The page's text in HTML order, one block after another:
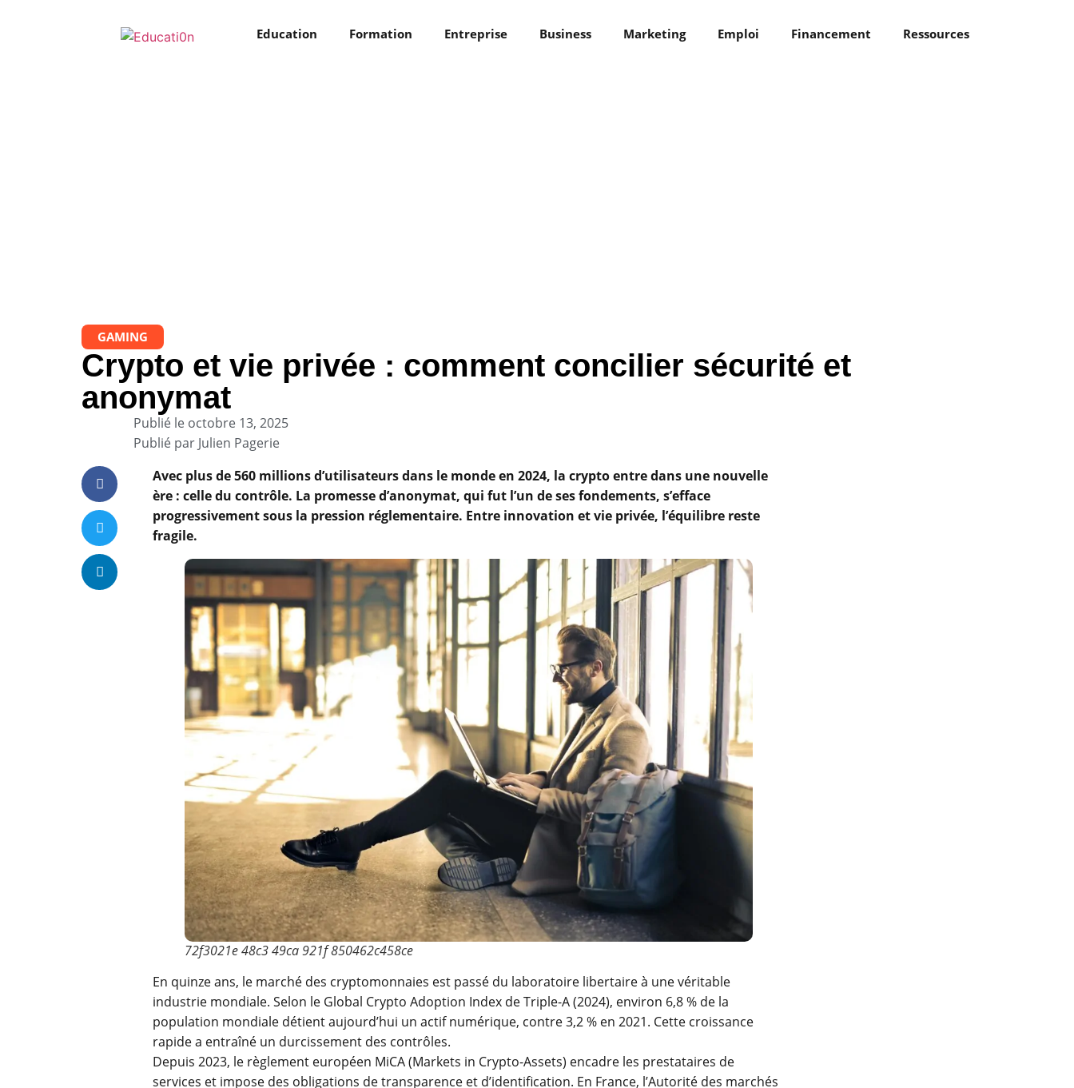
Education Formation Entreprise Business Marketing Emploi Financement Ressources
GAMING
Crypto et vie privée : comment concilier sécurité et
anonymat
Publié le octobre 13, 2025
Publié par Julien Pagerie
Avec plus de 560 millions d’utilisateurs dans le monde en 2024, la crypto entre dans une nouvelle
ère : celle du contrôle. La promesse d’anonymat, qui fut l’un de ses fondements, s’efface
progressivement sous la pression réglementaire. Entre innovation et vie privée, l’équilibre reste
fragile.
72f3021e 48c3 49ca 921f 850462c458ce
En quinze ans, le marché des cryptomonnaies est passé du laboratoire libertaire à une véritable
industrie mondiale. Selon le Global Crypto Adoption Index de Triple-A (2024), environ 6,8 % de la
population mondiale détient aujourd’hui un actif numérique, contre 3,2 % en 2021. Cette croissance
rapide a entraîné un durcissement des contrôles.
Depuis 2023, le règlement européen MiCA (Markets in Crypto-Assets) encadre les prestataires de
services et impose des obligations de transparence et d’identification. En France, l’Autorité des marchés